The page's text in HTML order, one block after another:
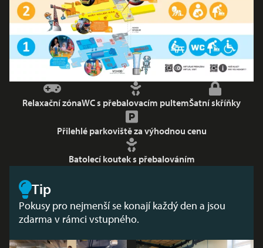
Relaxační zónaWC s přebalovacím pultemŠatní skříňky
Přilehlé parkoviště za výhodnou cenu
Batolecí koutek s přebalováním
Tip
Pokusy pro nejmenší se konají každý den a jsou
zdarma v rámci vstupného.